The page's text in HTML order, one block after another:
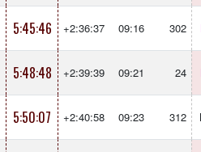
5:45:46 +2:36:37 09:16 302
5:48:48 +2:39:39 09:21 24
5:50:07 +2:40:58 09:23 312